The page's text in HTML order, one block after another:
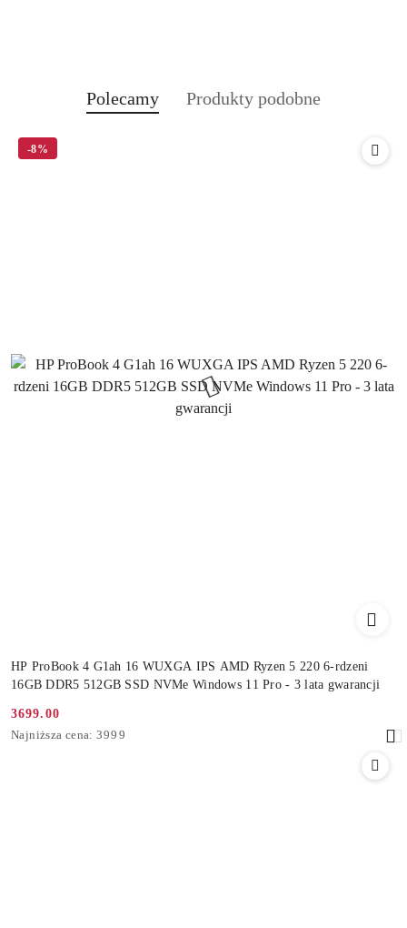
Pomiń karuzelę produktów
Produkty
Polecamy
Produkty
Produkty podobne
HP ProBook 4 G1ah 16 WUXGA IPS AMD Ryzen 5 220 6-rdzeni
16GB DDR5 512GB SSD NVMe Windows 11 Pro - 3 lata gwarancji
Cena
promocyjna:
3699.00
Najniższa
Najniższa cena: 3999
-8%